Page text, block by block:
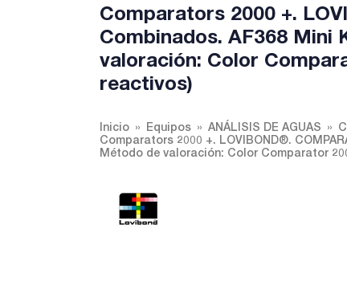
Comparators 2000 +.
Combinados. AF368 Mini
valoración: Color
reactivos)
Inicio Equipos ANÁLISIS DE AGUAS
Comparators 2000 +. LOVIBOND®.
Método de valoración: Color Comparator